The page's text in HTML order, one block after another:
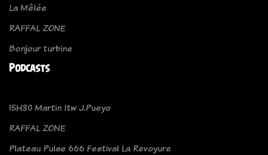
La Mêlée
RAFFAL ZONE
Bonjour turbine
Podcasts
15H30 Martin Itw J.Pueyo
RAFFAL ZONE
Plateau Pulse 666 Festival La Revoyure